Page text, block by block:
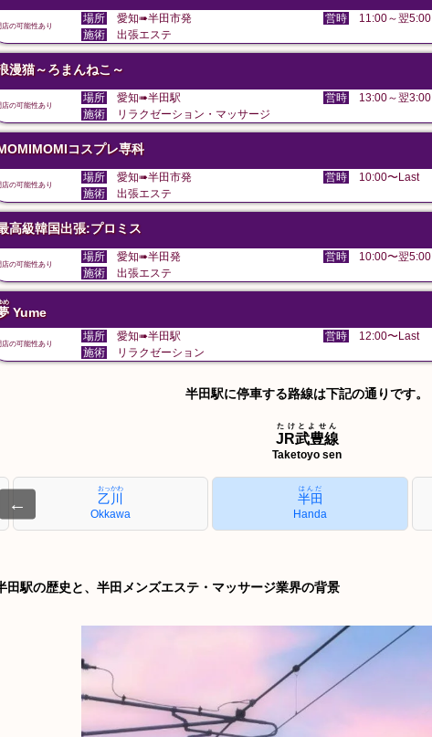
店の可能性あり
場所 愛知➠半田市発 営時 11:00～翌5:00
施術 出張エステ
漫猫～ろまんねこ～
店の可能性あり
場所 愛知➠半田駅 営時 13:00～翌3:00
施術 リラクゼーション・マッサージ
コスプレ専科
店の可能性あり
場所 愛知➠半田市発 営時 10:00〜Last
施術 出張エステ
高級韓国出張:プロミス
店の可能性あり
場所 愛知➠半田発 営時 10:00〜翌5:00
施術 出張エステ
め
Yume
店の可能性あり
場所 愛知➠半田駅 営時 12:00〜Last
施術 リラクゼーション
半田駅に停車する路線は下記の通りです。
JR武豊線
たけとよせん
Taketoyo sen
← 乙川
おっかわ
Okkawa
半田
はんだ
Handa
田駅の歴史と、半田メンズエステ・マッサージ業界の背景